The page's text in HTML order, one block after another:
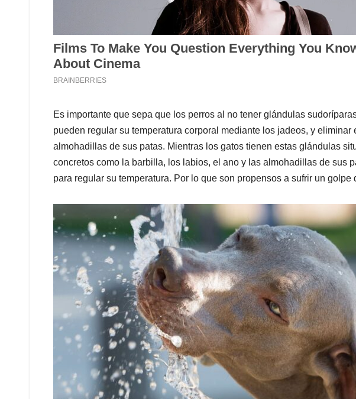
Es importante que sepa que los perros al no tener glándulas
pueden regular su temperatura corporal mediante los jadeos, y eliminar
almohadillas de sus patas. Mientras los gatos tienen estas glándulas
concretos como la barbilla, los labios, el ano y las almohadillas de sus
para regular su temperatura. Por lo que son propensos a sufrir un golpe